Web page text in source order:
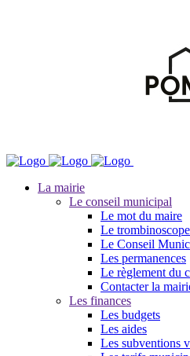
La mairie
Le conseil municipal
Le mot du maire
Le
Le Conseil
Les permanences
Le règlement du
Contacter la
Les finances
Les budgets
Les aides
Les subventions